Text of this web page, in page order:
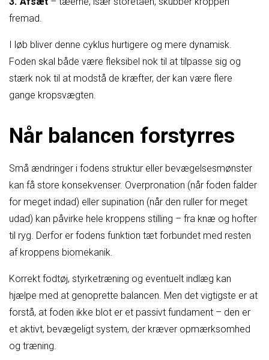
fremad.
I løb bliver denne cyklus hurtigere og mere dynamisk.
Foden skal både være fleksibel nok til at tilpasse sig og
stærk nok til at modstå de kræfter, der kan være flere
gange kropsvægten.
Når balancen forstyrres
Små ændringer i fodens struktur eller bevægelsesmønster
kan få store konsekvenser. Overpronation (når foden falder
for meget indad) eller supination (når den ruller for meget
udad) kan påvirke hele kroppens stilling – fra knæ og hofter
til ryg. Derfor er fodens funktion tæt forbundet med resten
af kroppens biomekanik.
Korrekt fodtøj, styrketræning og eventuelt indlæg kan
hjælpe med at genoprette balancen. Men det vigtigste er at
forstå, at foden ikke blot er et passivt fundament – den er
et aktivt, bevægeligt system, der kræver opmærksomhed
og træning.